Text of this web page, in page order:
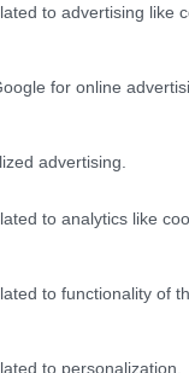
to advertising like
for online
advertising.
to analytics like
to functionality of
to personalization.